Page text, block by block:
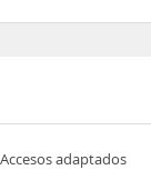
Accesos adaptados